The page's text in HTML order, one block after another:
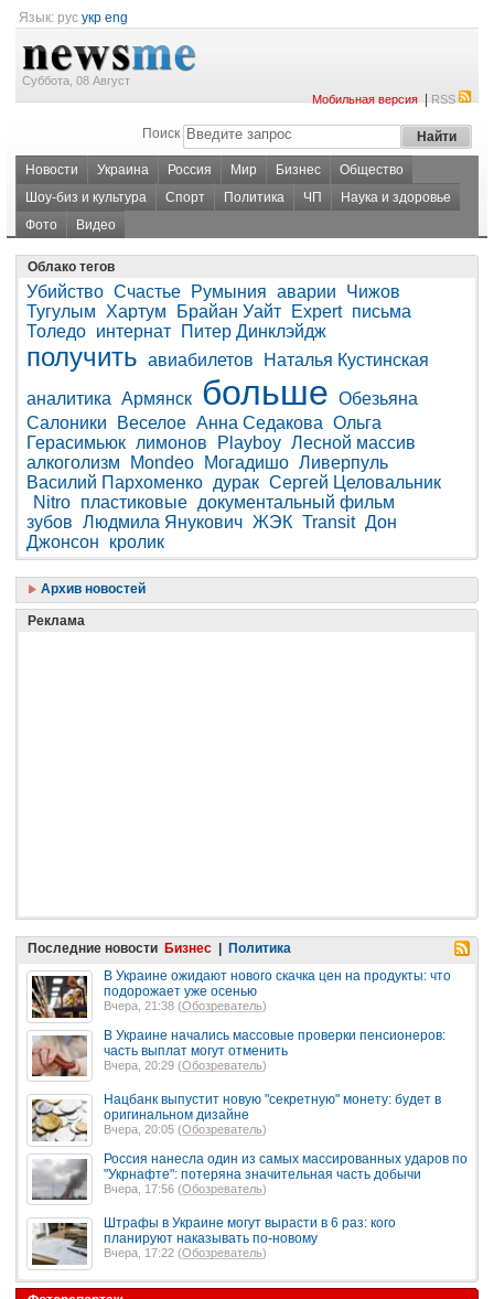
Язык: рус укр eng
Суббота, 08 Август
Мобильная версия|RSS
Поиск
Новости Украина Россия Мир Бизнес
Общество
Шоу-биз и культура
Спорт Политика ЧП
Наука и здоровье
Фото
Видео
Облако тегов
Убийство Счастье Румыния аварии
Чижов
Тугулым
Хартум Брайан Уайт Expert письма
Толедо интернат Питер Динклэйдж
получить авиабилетов Наталья Кустинская
аналитика Армянск больше Обезьяна
Салоники
Веселое Анна Седакова Ольга
Герасимьюк лимонов Playboy Лесной массив
алкоголизм
Mondeo Могадишо Ливерпуль
Василий Пархоменко дурак Сергей Целовальник
Nitro пластиковые документальный фильм
зубов Людмила Янукович ЖЭК Transit Дон
Джонсон
кролик
Архив новостей
Реклама
Последние новости Бизнес
Политика
В Украине ожидают нового скачка цен на продукты: что
подорожает уже осенью
Вчера, 21:38 (Обозреватель)
В Украине начались массовые проверки пенсионеров:
часть выплат могут отменить
Вчера, 20:29 (Обозреватель)
Нацбанк выпустит новую "секретную" монету: будет в
оригинальном дизайне
Вчера, 20:05 (Обозреватель)
Россия нанесла один из самых массированных ударов по
"Укрнафте": потеряна значительная часть добычи
Вчера, 17:56 (Обозреватель)
Штрафы в Украине могут вырасти в 6 раз: кого
планируют наказывать по-новому
Вчера, 17:22 (Обозреватель)